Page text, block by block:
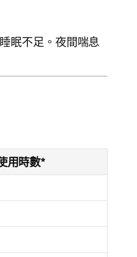
眠不足。夜間喘息
用時數*